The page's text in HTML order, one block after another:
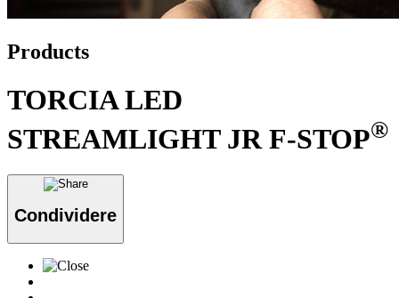
Products
TORCIA LED
STREAMLIGHT JR F-STOP®
Condividere